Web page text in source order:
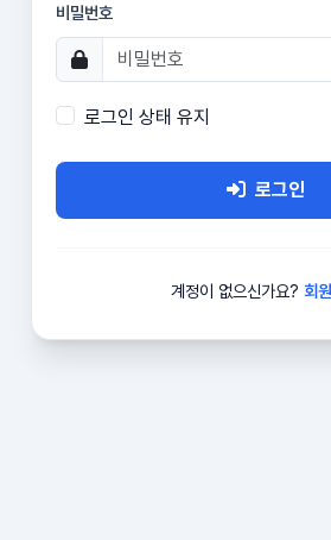
비밀번호
로그인 상태 유지
로그인
계정이 없으신가요? 회